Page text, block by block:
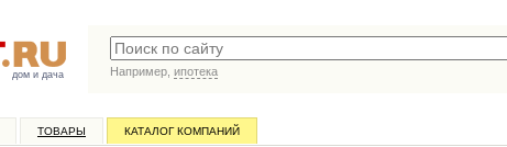
дом и дача
Например, ипотека
ТОВАРЫ КАТАЛОГ КОМПАНИЙ